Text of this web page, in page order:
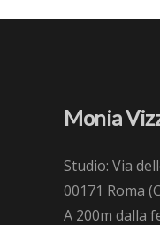
Monia
Studio: Via
00171 Roma
A 200m dalla